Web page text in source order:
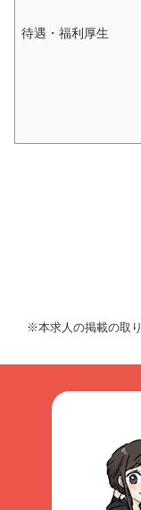
待遇・福利厚生
※本求人の掲載の取